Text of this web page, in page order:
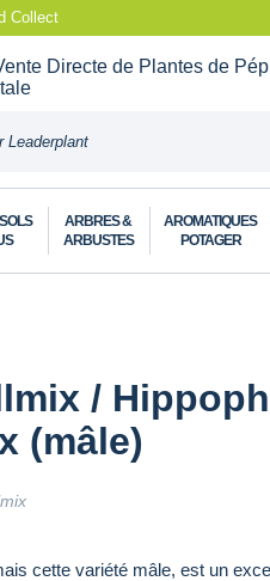
Collect
Directe de Plantes de
ARBRES &
ARBUSTES
AROMATIQUES
POTAGER
/
(mâle)
cette variété mâle, est un